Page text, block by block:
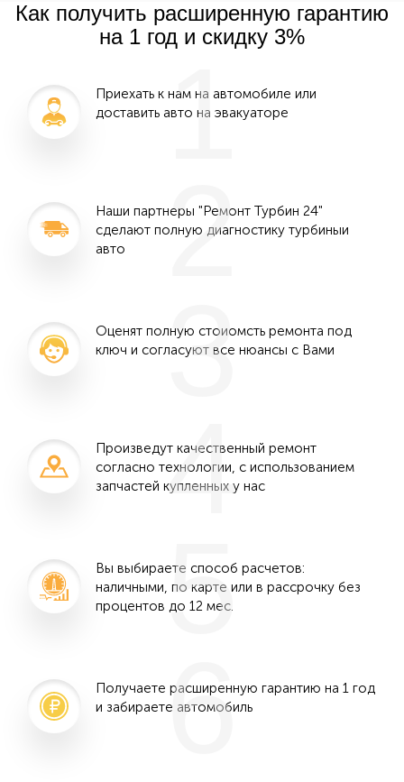
Как получить расширенную гарантию
на 1 год и скидку 3%
Приехать к нам на автомобиле или
доставить авто на эвакуаторе
1
Наши партнеры "Ремонт Турбин 24"
сделают полную диагностику турбиныи
авто
2
Оценят полную стоиомсть ремонта под
ключ и согласуют все нюансы с Вами
3
Произведут качественный ремонт
согласно технологии, с использованием
запчастей купленных у нас
4
Вы выбираете способ расчетов:
наличными, по карте или в рассрочку без
процентов до 12 мес.
5
Получаете расширенную гарантию на 1 год
и забираете автомобиль
6